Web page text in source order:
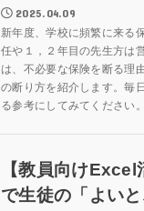
2025.04.09
新年度、学校に頻繁に来る
任や１，２年目の先生方は
は、不必要な保険を断る理
の断り方を紹介します。毎
る参考にしてみてください。
【教員向け
で生徒の「よい